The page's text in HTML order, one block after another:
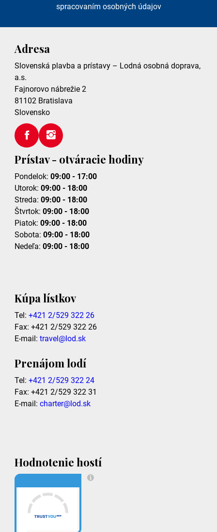
spracovaním osobných údajov
Adresa
Slovenská plavba a prístavy – Lodná osobná doprava,
a.s.
Fajnorovo nábrežie 2
81102 Bratislava
Slovensko
Prístav - otváracie hodiny
Pondelok: 09:00 - 17:00
Utorok: 09:00 - 18:00
Streda: 09:00 - 18:00
Štvrtok: 09:00 - 18:00
Piatok: 09:00 - 18:00
Sobota: 09:00 - 18:00
Nedeľa: 09:00 - 18:00
Kúpa lístkov
Tel: +421 2/529 322 26
Fax: +421 2/529 322 26
E-mail: travel@lod.sk
Prenájom lodí
Tel: +421 2/529 322 24
Fax: +421 2/529 322 31
E-mail: charter@lod.sk
Hodnotenie hostí